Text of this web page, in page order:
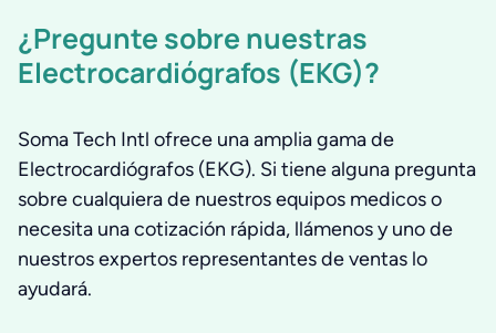
¿Pregunte sobre nuestras
Electrocardiógrafos (EKG)?
Soma Tech Intl ofrece una amplia gama de
Electrocardiógrafos (EKG). Si tiene alguna pregunta
sobre cualquiera de nuestros equipos medicos o
necesita una cotización rápida, llámenos y uno de
nuestros expertos representantes de ventas lo
ayudará.